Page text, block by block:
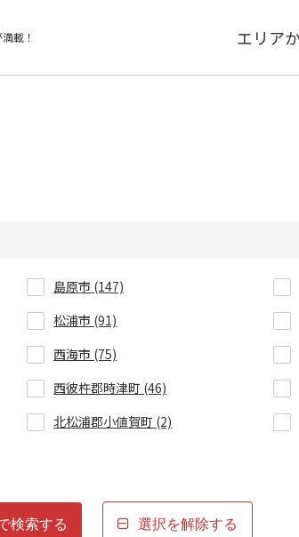
載！ エリア
島原市 (147)
松浦市 (91)
西海市 (75)
西彼杵郡時津町 (46)
北松浦郡小値賀町 (2)
検索する 選択を解除する